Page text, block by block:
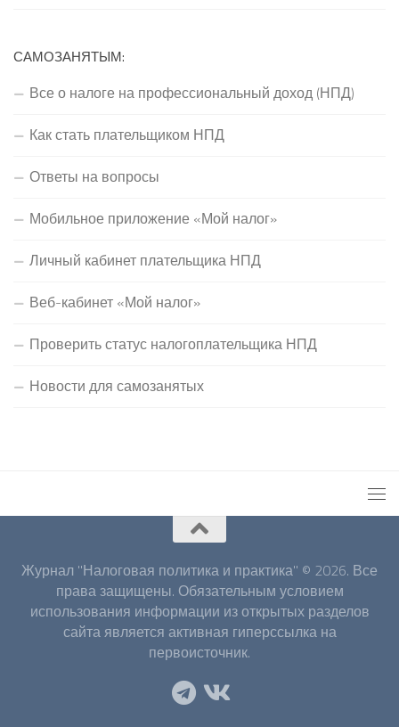
САМОЗАНЯТЫМ:
Все о налоге на профессиональный доход (НПД)
Как стать плательщиком НПД
Ответы на вопросы
Мобильное приложение «Мой налог»
Личный кабинет плательщика НПД
Веб-кабинет «Мой налог»
Проверить статус налогоплательщика НПД
Новости для самозанятых
Журнал "Налоговая политика и практика" © 2026. Все
права защищены. Обязательным условием
использования информации из открытых разделов
сайта является активная гиперссылка на
первоисточник.